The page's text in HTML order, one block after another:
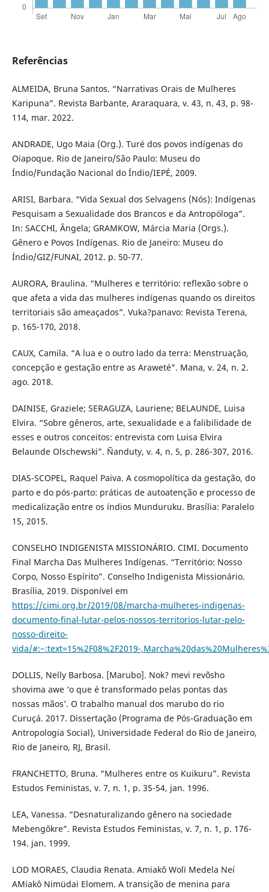
Referências
ALMEIDA, Bruna Santos. “Narrativas Orais de Mulheres
Karipuna”. Revista Barbante, Araraquara, v. 43, n. 43, p. 98-
114, mar. 2022.
ANDRADE, Ugo Maia (Org.). Turé dos povos indígenas do
Oiapoque. Rio de Janeiro/São Paulo: Museu do
Índio/Fundação Nacional do Índio/IEPÉ, 2009.
ARISI, Barbara. “Vida Sexual dos Selvagens (Nós): Indígenas
Pesquisam a Sexualidade dos Brancos e da Antropóloga”.
In: SACCHI, Ângela; GRAMKOW, Márcia Maria (Orgs.).
Gênero e Povos Indígenas. Rio de Janeiro: Museu do
Índio/GIZ/FUNAI, 2012. p. 50-77.
AURORA, Braulina. “Mulheres e território: reflexão sobre o
que afeta a vida das mulheres indígenas quando os direitos
territoriais são ameaçados”. Vuka?panavo: Revista Terena,
p. 165-170, 2018.
CAUX, Camila. “A lua e o outro lado da terra: Menstruação,
concepção e gestação entre as Araweté”. Mana, v. 24, n. 2.
ago. 2018.
DAINISE, Graziele; SERAGUZA, Lauriene; BELAUNDE, Luisa
Elvira. “Sobre gêneros, arte, sexualidade e a falibilidade de
esses e outros conceitos: entrevista com Luisa Elvira
Belaunde Olschewski”. Ñanduty, v. 4, n. 5, p. 286-307, 2016.
DIAS-SCOPEL, Raquel Paiva. A cosmopolítica da gestação, do
parto e do pós-parto: práticas de autoatenção e processo de
medicalização entre os índios Munduruku. Brasília: Paralelo
15, 2015.
CONSELHO INDIGENISTA MISSIONÁRIO. CIMI. Documento
Final Marcha Das Mulheres Indígenas. “Território: Nosso
Corpo, Nosso Espírito”. Conselho Indigenista Missionário.
Brasília, 2019. Disponível em
https://cimi.org.br/2019/08/marcha-mulheres-indigenas-
documento-final-lutar-pelos-nossos-territorios-lutar-pelo-
nosso-direito-
vida/#:~:text=15%2F08%2F2019-
DOLLIS, Nelly Barbosa. [Marubo]. Nok? mevi revõsho
shovima awe ‘o que é transformado pelas pontas das
nossas mãos’. O trabalho manual dos marubo do rio
Curuçá. 2017. Dissertação (Programa de Pós-Graduação em
Antropologia Social), Universidade Federal do Rio de Janeiro,
Rio de Janeiro, RJ, Brasil.
FRANCHETTO, Bruna. “Mulheres entre os Kuikuru”. Revista
Estudos Feministas, v. 7, n. 1, p. 35-54, jan. 1996.
LEA, Vanessa. “Desnaturalizando gênero na sociedade
Mebengôkre”. Revista Estudos Feministas, v. 7, n. 1, p. 176-
194. jan. 1999.
LOD MORAES, Claudia Renata. Amiakô Wolï Medela Neí
AMiakô Nimüdai Elomem. A transição de menina para